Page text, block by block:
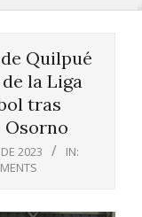
Quilpué
la Liga
tras
Osorno
2023
IN: